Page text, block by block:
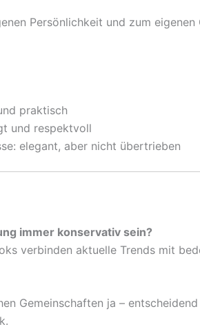
Persönlichkeit und zum eigenen
praktisch
und respektvoll
elegant, aber nicht übertrieben
immer konservativ sein?
verbinden aktuelle Trends mit
Gemeinschaften ja –